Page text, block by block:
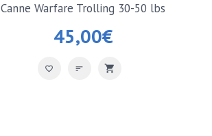
45,00€
Canne Warfare Trolling 30-50 lbs